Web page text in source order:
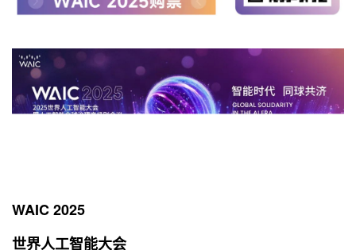
WAIC 2025
世界人工智能大会